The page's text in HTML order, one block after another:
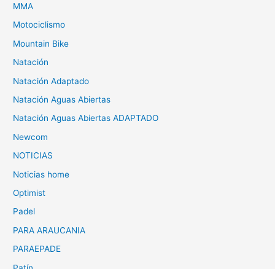
MMA
Motociclismo
Mountain Bike
Natación
Natación Adaptado
Natación Aguas Abiertas
Natación Aguas Abiertas ADAPTADO
Newcom
NOTICIAS
Noticias home
Optimist
Padel
PARA ARAUCANIA
PARAEPADE